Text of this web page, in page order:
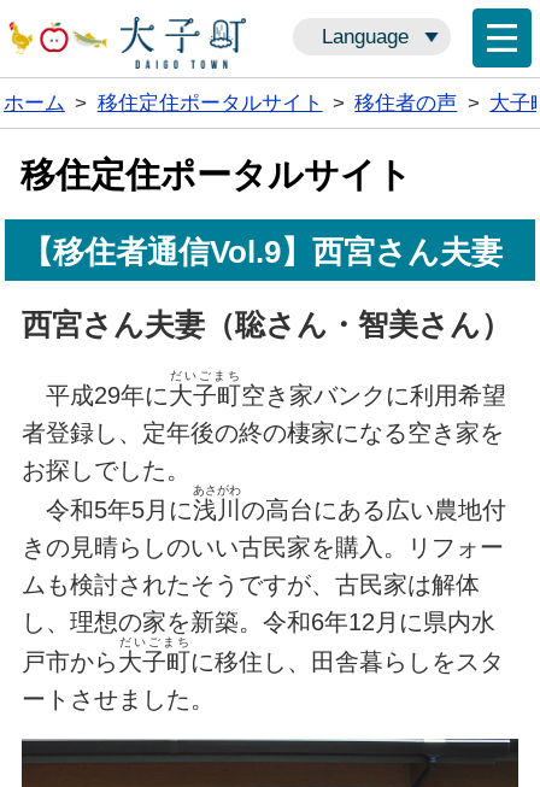
Language
ホーム > 移住定住ポータルサイト > 移住者の声 > 大子
移住定住ポータルサイト
【移住者通信Vol.9】西宮さん夫妻
西宮さん夫妻（聡さん・智美さん）
平成29年に大子町
だいごまち
空き家バンクに利用希望
者登録し、定年後の終の棲家になる空き家を
お探しでした。
令和5年5月に浅川
あさがわ
の高台にある広い農地付
きの見晴らしのいい古民家を購入。リフォー
ムも検討されたそうですが、古民家は解体
し、理想の家を新築。令和6年12月に県内水
戸市から大子町
だいごまち
に移住し、田舎暮らしをスタ
ートさせました。